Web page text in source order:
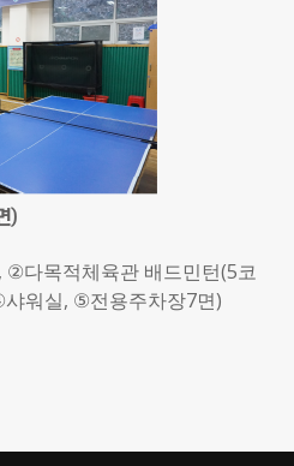
, ②다목적체육관 배드민턴(5코
샤워실, ⑤전용주차장7면)